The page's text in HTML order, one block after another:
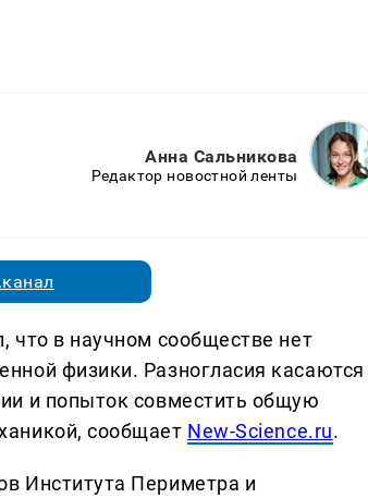
Анна Сальникова
Редактор новостной ленты
что в научном сообществе нет
физики. Разногласия касаются
и попыток совместить общую
сообщает New-Science.ru.
Института Периметра и